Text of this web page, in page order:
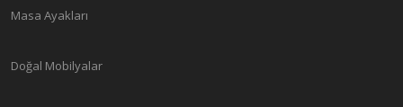
Masa Ayakları
Doğal Mobilyalar